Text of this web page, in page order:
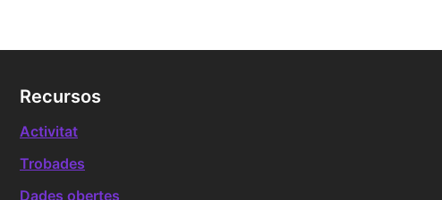
Recursos
Activitat
Trobades
Dades obertes